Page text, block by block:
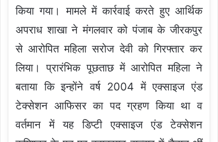
किया गया। मामले में कार्रवाई करते हुए आर्थिक
अपराध शाखा ने मंगलवार को पंजाब के जीरकपुर
से आरोपित महिला सरोज देवी को गिरफ्तार कर
लिया। प्रारंभिक पूछताछ में आरोपित महिला ने
बताया कि इन्होंने वर्ष 2004 में एक्साइज एंड
टेक्सेशन आफिसर का पद ग्रहण किया था व
वर्तमान में यह डिप्टी एक्साइज एंड टेक्सेशन